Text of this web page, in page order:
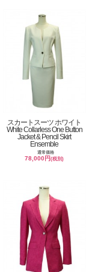
スカートスーツ ホワイト
White Collarless One Button
Jacket & Pencil Skirt
Ensemble
通常価格
78,000円(税別)